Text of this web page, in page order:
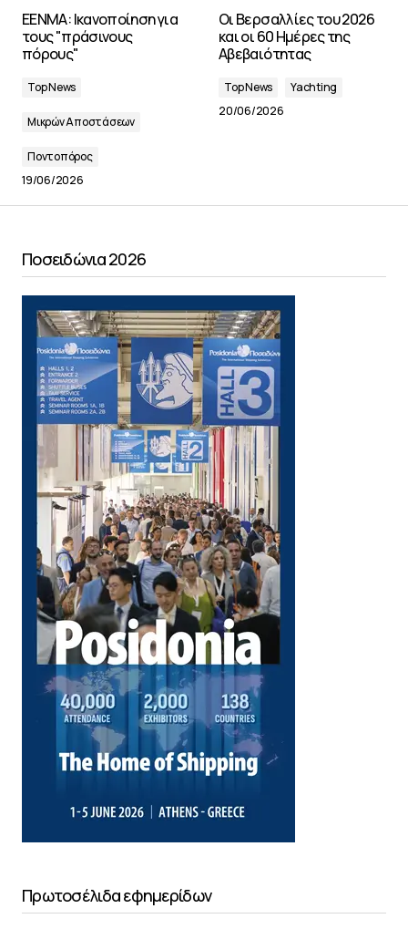
ΕΕΝΜΑ: Ικανοποίηση για
τους "πράσινους
πόρους"
Top News
Μικρών Αποστάσεων
Ποντοπόρος
19/06/2026
Οι Βερσαλλίες του 2026
και οι 60 Ημέρες της
Αβεβαιότητας
Top News
Yachting
20/06/2026
Ποσειδώνια 2026
Πρωτοσέλιδα εφημερίδων